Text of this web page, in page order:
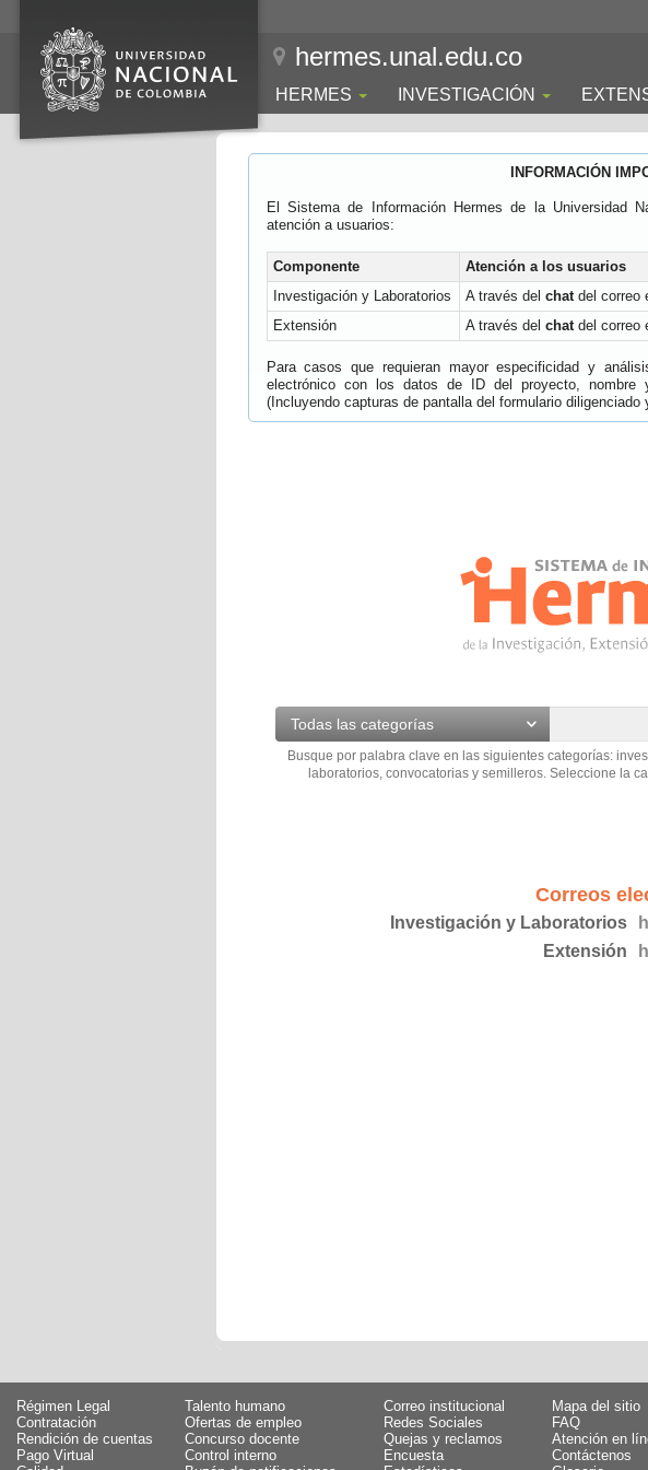
hermes.unal.edu.co
HERMES INVESTIGACIÓN
INFORMACIÓN
El Sistema de Información Hermes de la Universidad
atención a usuarios:
Componente Atención a los usuarios
Investigación y Laboratorios
A través del chatdel correo
Extensión
A través del chatdel correo
Para casos que requieran mayor especificidad y
electrónico con los datos de ID del proyecto, nombre
(Incluyendo capturas de pantalla del formulario diligenciado
Todas las categorías
Busque por palabra clave en las siguientes categorías:
laboratorios, convocatorias y semilleros. Seleccione la
Correos
Investigación y Laboratorios
Extensión
Régimen Legal
Talento humano
Contratación
Ofertas de empleo
Rendición de cuentas
Concurso docente
Pago Virtual
Control interno
Correo institucional
Mapa del sitio
Redes Sociales
FAQ
Quejas y reclamos
Atención en
Encuesta
Contáctenos